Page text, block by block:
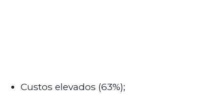
Custos elevados (63%);